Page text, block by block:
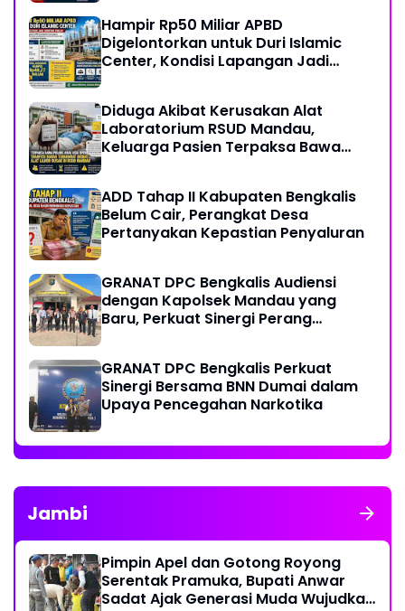
Hampir Rp50 Miliar APBD
Digelontorkan untuk Duri Islamic
Center, Kondisi Lapangan Jadi
Diduga Akibat Kerusakan Alat
Laboratorium RSUD Mandau,
Keluarga Pasien Terpaksa Bawa
Transfusi Darah
ADD Tahap II Kabupaten Bengkalis
Belum Cair, Perangkat Desa
Pertanyakan Kepastian Penyaluran
GRANAT DPC Bengkalis Audiensi
dengan Kapolsek Mandau yang
Baru, Perkuat Sinergi Perang
GRANAT DPC Bengkalis Perkuat
Sinergi Bersama BNN Dumai dalam
Upaya Pencegahan Narkotika
Jambi
Pimpin Apel dan Gotong Royong
Serentak Pramuka, Bupati Anwar
Sadat Ajak Generasi Muda Wujudkan